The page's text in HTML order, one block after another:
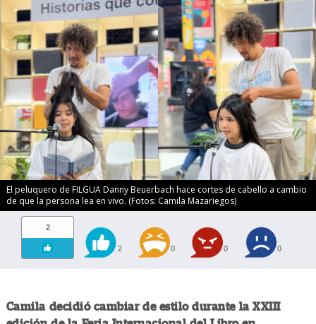
El peluquero de FILGUA Danny Beuerbach hace cortes de cabello a cambio
de que la persona lea en vivo. (Fotos: Camila Mazariegos)
2
2 0 0 0
Camila decidió cambiar de estilo durante la XXIII